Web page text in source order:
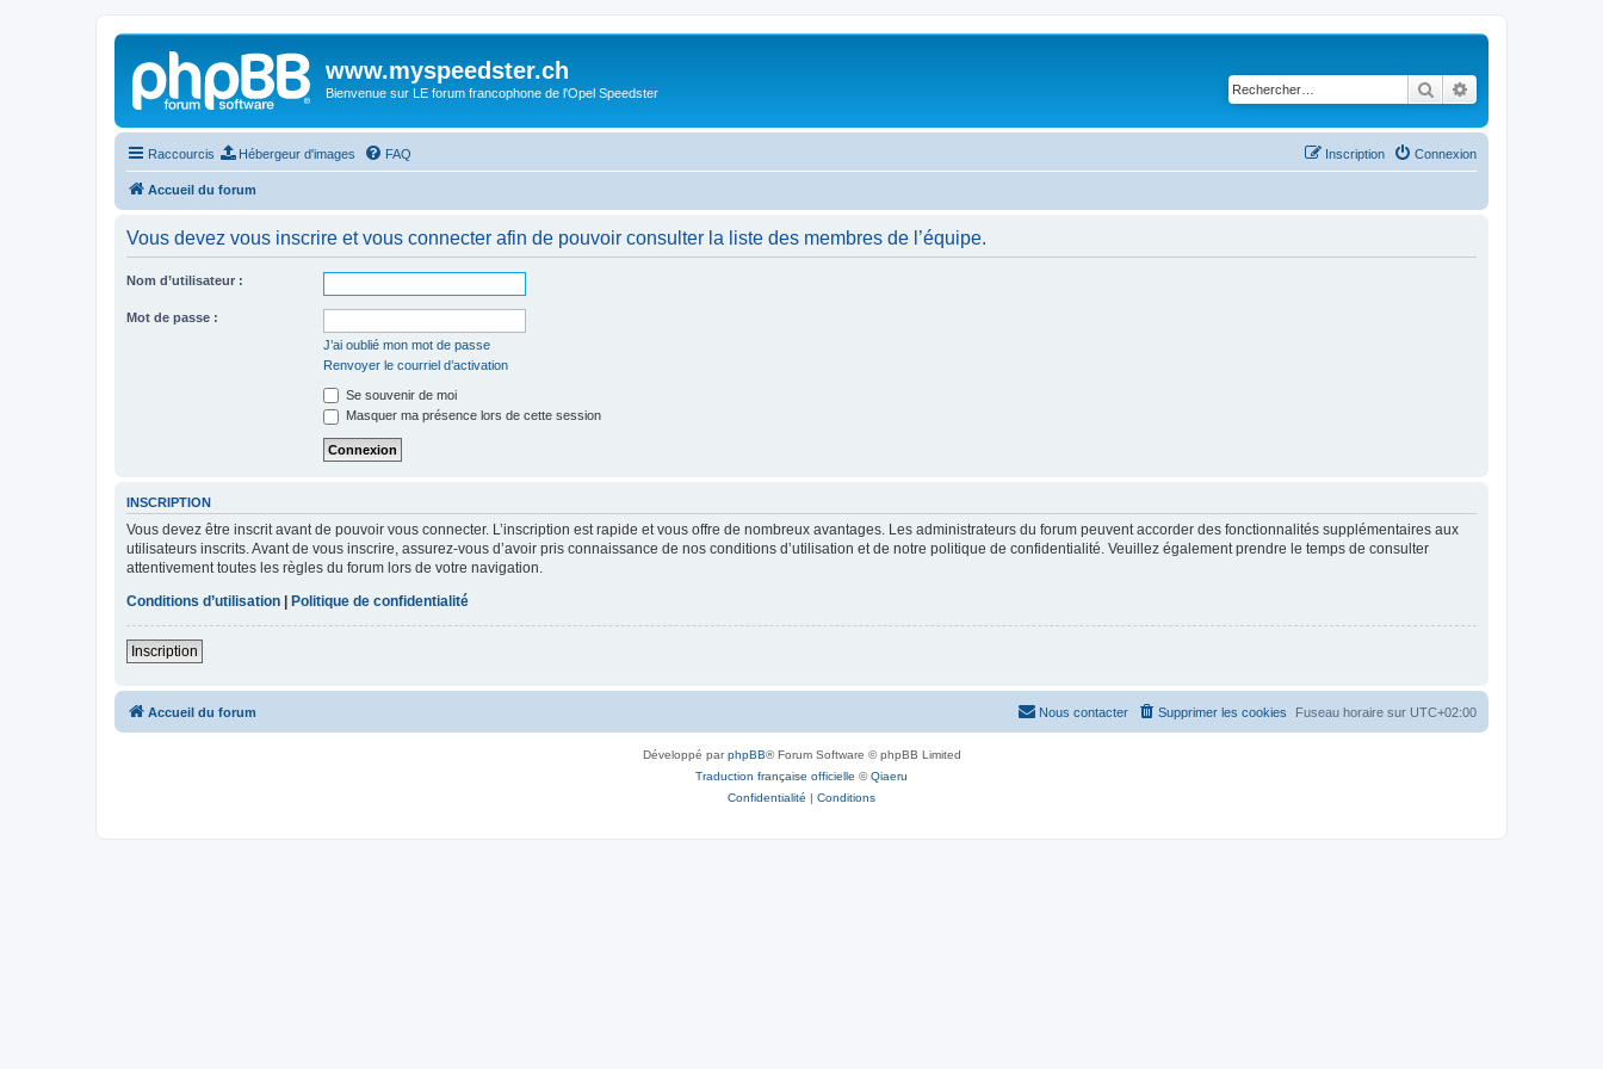
www.myspeedster.ch
Bienvenue sur LE forum francophone de l'Opel Speedster Rechercher
Raccourcis Hébergeur d'images FAQ Connexion
Inscription
Accueil du forum
Vous devez vous inscrire et vous connecter afin de pouvoir consulter la liste des membres de l’équipe.
Nom d’utilisateur :
Mot de passe :
J’ai oublié mon mot de passe
Renvoyer le courriel d’activation
Se souvenir de moi
Masquer ma présence lors de cette session
INSCRIPTION
Vous devez être inscrit avant de pouvoir vous connecter. L’inscription est rapide et vous offre de nombreux avantages. Les administrateurs du forum peuvent accorder des fonctionnalités supplémentaires aux
utilisateurs inscrits. Avant de vous inscrire, assurez-vous d’avoir pris connaissance de nos conditions d’utilisation et de notre politique de confidentialité. Veuillez également prendre le temps de consulter
attentivement toutes les règles du forum lors de votre navigation.
Conditions d’utilisation
Politique de confidentialité
Inscription
Accueil du forum Fuseau horaire sur UTC+02:00
Supprimer les cookies
Nous contacter
Développé parphpBB® Forum Software © phpBB Limited
Traduction française officielle ©Qiaeru
Confidentialité | Conditions